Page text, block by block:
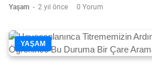
Yaşam - 2 yıl önce 0 Yorum
YAŞAM